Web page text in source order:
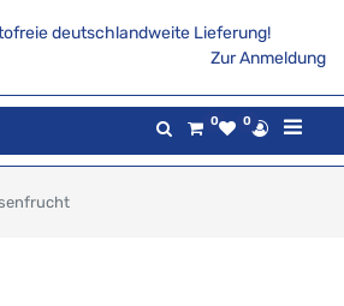
deutschlandweite Lieferung!
Zur Anmeldung
0 0